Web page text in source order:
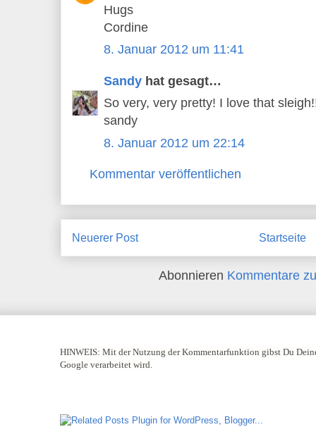
Hugs
Cordine
8. Januar 2012 um 11:41
Sandy hat gesagt…
So very, very pretty! I love that
sandy
8. Januar 2012 um 22:14
Kommentar veröffentlichen
Neuerer Post Startseite
Abonnieren Kommentare
HINWEIS: Mit der Nutzung der Kommentarfunktion gibst Du
Google verarbeitet wird.